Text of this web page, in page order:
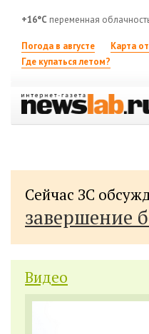
+16°C переменная
Погода в августе Карта
Где купаться летом?
Сейчас ЗС
завершение
Видео